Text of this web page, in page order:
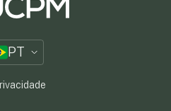
PT